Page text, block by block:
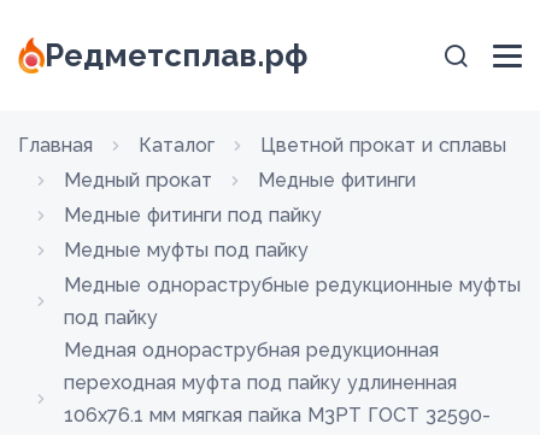
Редметсплав.рф
Главная Каталог
Цветной прокат и сплавы
Медный прокат
Медные фитинги
Медные фитинги под пайку
Медные муфты под пайку
Медные однораструбные редукционные муфты
под пайку
Медная однораструбная редукционная
переходная муфта под пайку удлиненная
106х76.1 мм мягкая пайка М3РТ ГОСТ 32590-